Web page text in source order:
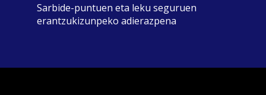
Sarbide-puntuen eta leku seguruen
erantzukizunpeko adierazpena